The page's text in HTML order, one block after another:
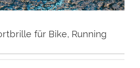
für Bike, Running